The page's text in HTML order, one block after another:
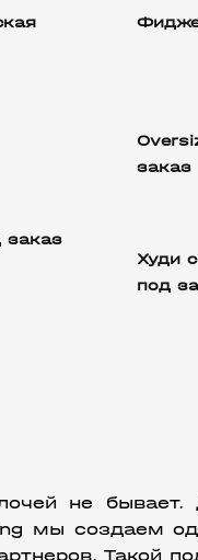
заказ
заказ
Худи
под
не бывает.
мы создаем
Такой